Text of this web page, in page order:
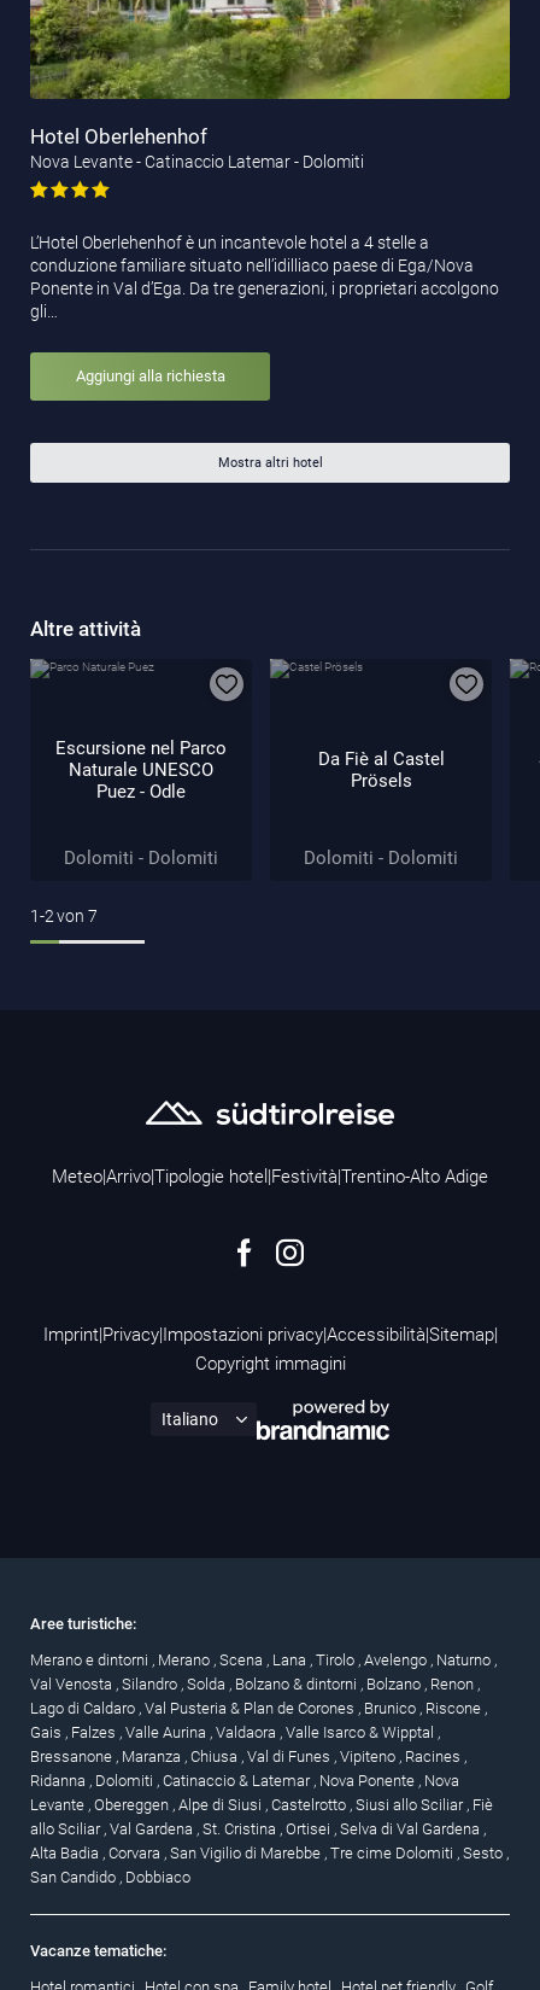
Hotel Oberlehenhof
Nova Levante - Catinaccio Latemar - Dolomiti
L’Hotel Oberlehenhof è un incantevole hotel a 4 stelle a
conduzione familiare situato nell’idilliaco paese di Ega/Nova
Ponente in Val d’Ega. Da tre generazioni, i proprietari accolgono
gli…
Aggiungi alla richiesta
Mostra altri hotel
Altre attività
Escursione nel Parco
Naturale UNESCO
Puez - Odle
Dolomiti - Dolomiti
Da Fiè al Castel
Prösels
Dolomiti - Dolomiti
1-2von 7
Meteo|Arrivo|Tipologie hotel |Festività|Trentino-Alto Adige
Imprint|Privacy|Impostazioni privacy|Accessibilità|Sitemap|
Copyright immagini
Aree turistiche:
Merano e dintorni , Merano , Scena , Lana , Tirolo , Avelengo , Naturno ,
Val Venosta , Silandro , Solda , Bolzano & dintorni , Bolzano , Renon ,
Lago di Caldaro , Val Pusteria & Plan de Corones , Brunico , Riscone ,
Gais , Falzes , Valle Aurina , Valdaora , Valle Isarco & Wipptal ,
Bressanone , Maranza , Chiusa , Val di Funes , Vipiteno , Racines ,
Ridanna , Dolomiti , Catinaccio & Latemar , Nova Ponente , Nova
Levante , Obereggen , Alpe di Siusi , Castelrotto , Siusi allo Sciliar , Fiè
allo Sciliar , Val Gardena , St. Cristina , Ortisei , Selva di Val Gardena ,
Alta Badia , Corvara , San Vigilio di Marebbe , Tre cime Dolomiti , Sesto ,
San Candido , Dobbiaco
Vacanze tematiche: